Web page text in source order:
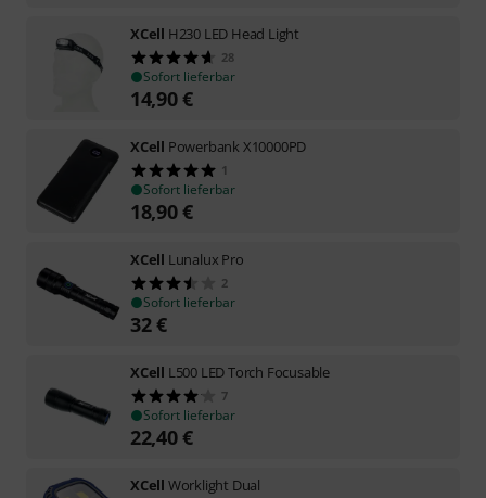
XCell H230 LED Head Light
28
Sofort lieferbar
14,90€
XCell Powerbank X10000PD
1
Sofort lieferbar
18,90€
XCell Lunalux Pro
2
Sofort lieferbar
32€
XCell L500 LED Torch Focusable
7
Sofort lieferbar
22,40€
XCell Worklight Dual